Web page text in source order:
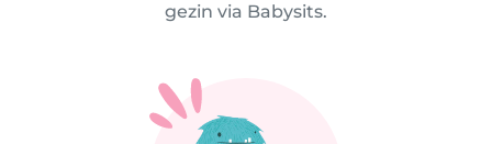
gezin via Babysits.